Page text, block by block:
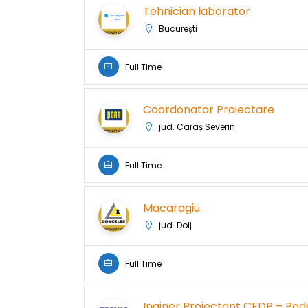
Tehnician laborator
București
Full Time
Coordonator Proiectare
jud. Caraș Severin
Full Time
Macaragiu
jud. Dolj
Full Time